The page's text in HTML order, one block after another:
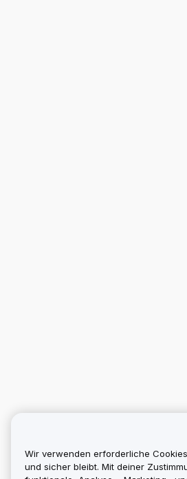
Wir verwenden erforderliche
und sicher bleibt. Mit deiner